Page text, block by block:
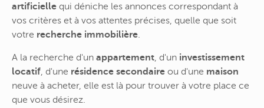
artificielle qui déniche les annonces correspondant à
vos critères et à vos attentes précises, quelle que soit
votre recherche immobilière.
A la recherche d'un appartement, d'un investissement
locatif, d'une résidence secondaire ou d'une maison
neuve à acheter, elle est là pour trouver à votre place ce
que vous désirez.